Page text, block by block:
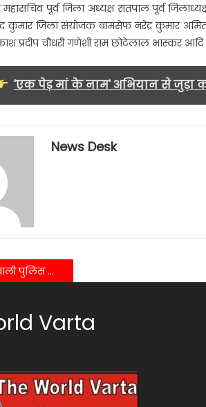
का
68
वां
महासचिव पूर्व जिला अध्यक्ष सतपाल पूर्व
कुमार जिला संयोजक बामसेफ नरेंद्र कुमार
प्रदीप चौधरी गणेशी राम छोटेलाल भास्कर
'एक पेड़ मां के नाम' अभियान से जुड़ा
News Desk
अनावरण एक शातिर चोर गिरफ्तार…..
Varta